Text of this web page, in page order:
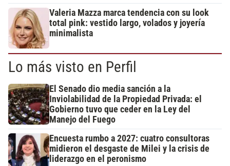
Valeria Mazza marca tendencia con su look
total pink: vestido largo, volados y joyería
minimalista
Lo más visto en Perfil
El Senado dio media sanción a la
Inviolabilidad de la Propiedad Privada: el
Gobierno tuvo que ceder en la Ley del
Manejo del Fuego
Encuesta rumbo a 2027: cuatro consultoras
midieron el desgaste de Milei y la crisis de
liderazgo en el peronismo